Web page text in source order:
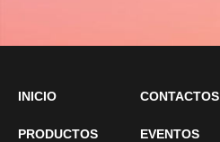
INICIO
PRODUCTOS
CONTACTOS
EVENTOS